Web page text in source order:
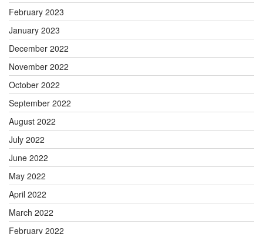
February 2023
January 2023
December 2022
November 2022
October 2022
September 2022
August 2022
July 2022
June 2022
May 2022
April 2022
March 2022
February 2022